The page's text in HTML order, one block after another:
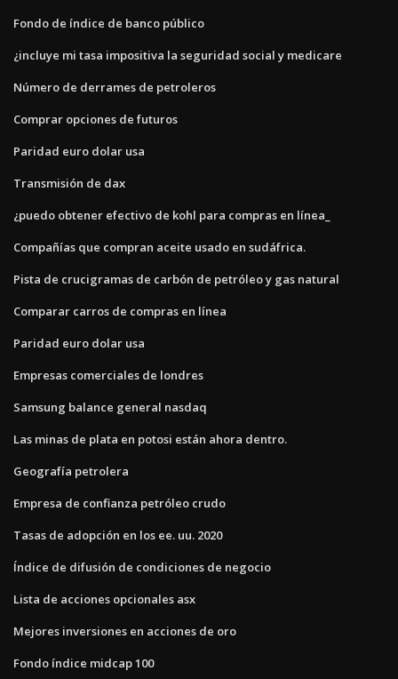
Fondo de índice de banco público
¿incluye mi tasa impositiva la seguridad social y medicare
Número de derrames de petroleros
Comprar opciones de futuros
Paridad euro dolar usa
Transmisión de dax
¿puedo obtener efectivo de kohl para compras en línea_
Compañías que compran aceite usado en sudáfrica.
Pista de crucigramas de carbón de petróleo y gas natural
Comparar carros de compras en línea
Paridad euro dolar usa
Empresas comerciales de londres
Samsung balance general nasdaq
Las minas de plata en potosi están ahora dentro.
Geografía petrolera
Empresa de confianza petróleo crudo
Tasas de adopción en los ee. uu. 2020
Índice de difusión de condiciones de negocio
Lista de acciones opcionales asx
Mejores inversiones en acciones de oro
Fondo índice midcap 100